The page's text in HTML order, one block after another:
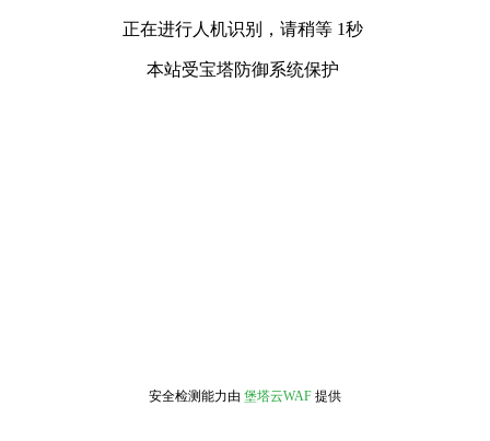
正在进行人机识别，请稍等 1秒
本站受宝塔防御系统保护
安全检测能力由 堡塔云WAF 提供